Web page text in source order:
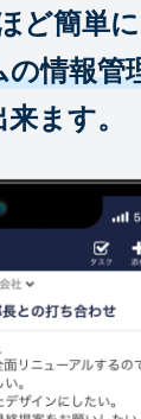
ど簡単に
情報管
ます。